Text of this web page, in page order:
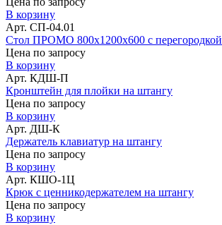
В корзину
Арт. СП-04.01
Стол ПРОМО 800х1200х600 с перегородкой
Цена по запросу
В корзину
Арт. КДШ-П
Кронштейн для плойки на штангу
Цена по запросу
В корзину
Арт. ДШ-К
Держатель клавиатур на штангу
Цена по запросу
В корзину
Арт. КШО-1Ц
Крюк с ценникодержателем на штангу
Цена по запросу
В корзину